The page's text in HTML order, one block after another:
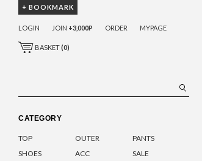
+ BOOKMARK
LOGIN JOIN +3,000P ORDER MYPAGE
BASKET(0)
CATEGORY
TOP OUTER
PANTS
SHOES
ACC
SALE